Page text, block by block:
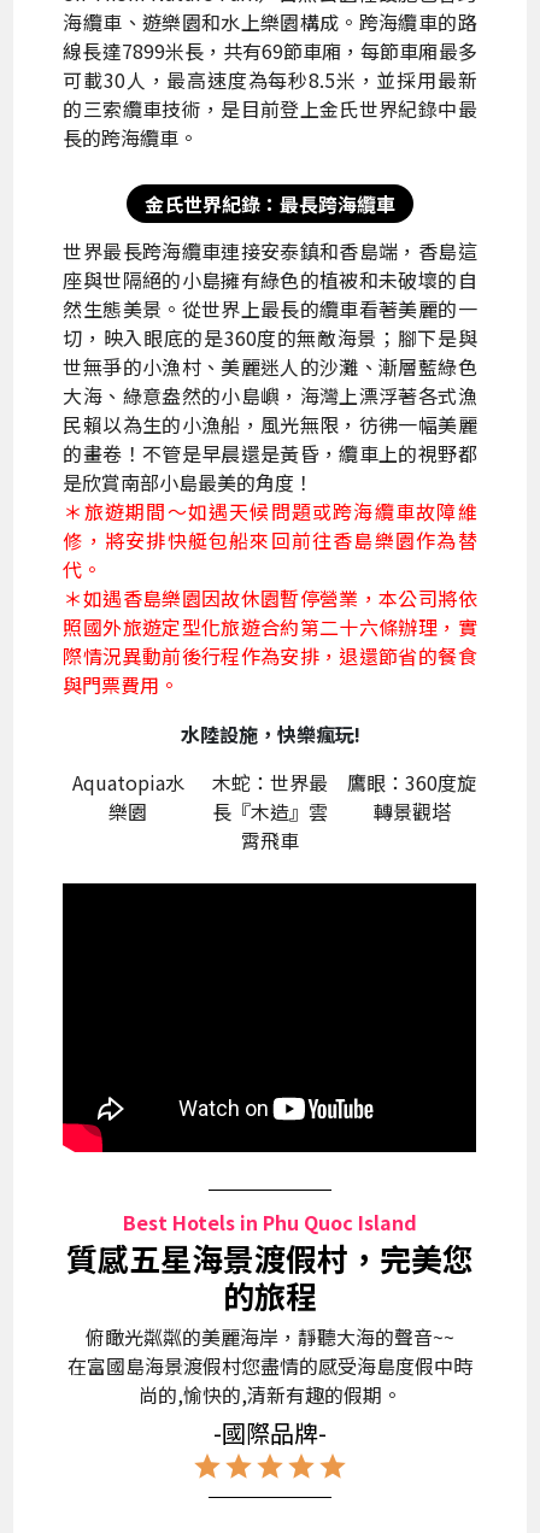
海纜車、遊樂園和水上樂園構成。跨海纜車的路
線長達7899米長，共有69節車廂，每節車廂最多
可載30人，最高速度為每秒8.5米，並採用最新
的三索纜車技術，是目前登上金氏世界紀錄中最
長的跨海纜車。
金氏世界紀錄：最長跨海纜車
世界最長跨海纜車連接安泰鎮和香島端，香島這
座與世隔絕的小島擁有綠色的植被和未破壞的自
然生態美景。從世界上最長的纜車看著美麗的一
切，映入眼底的是360度的無敵海景；腳下是與
世無爭的小漁村、美麗迷人的沙灘、漸層藍綠色
大海、綠意盎然的小島嶼，海灣上漂浮著各式漁
民賴以為生的小漁船，風光無限，彷彿一幅美麗
的畫卷！不管是早晨還是黃昏，纜車上的視野都
是欣賞南部小島最美的角度！
＊旅遊期間～如遇天候問題或跨海纜車故障維
修，將安排快艇包船來回前往香島樂園作為替
代。
＊如遇香島樂園因故休園暫停營業，本公司將依
照國外旅遊定型化旅遊合約第二十六條辦理，實
際情況異動前後行程作為安排，退還節省的餐食
與門票費用。
水陸設施，快樂瘋玩!
Aquatopia水
樂園
木蛇：世界最
長『木造』雲
霄飛車
鷹眼：360度旋
轉景觀塔
Best Hotels in Phu Quoc Island
質感五星海景渡假村，完美您
的旅程
俯瞰光粼粼的美麗海岸，靜聽大海的聲音~~
在富國島海景渡假村您盡情的感受海島度假中時
尚的,愉快的,清新有趣的假期。
-國際品牌-
starstarstarstarstar